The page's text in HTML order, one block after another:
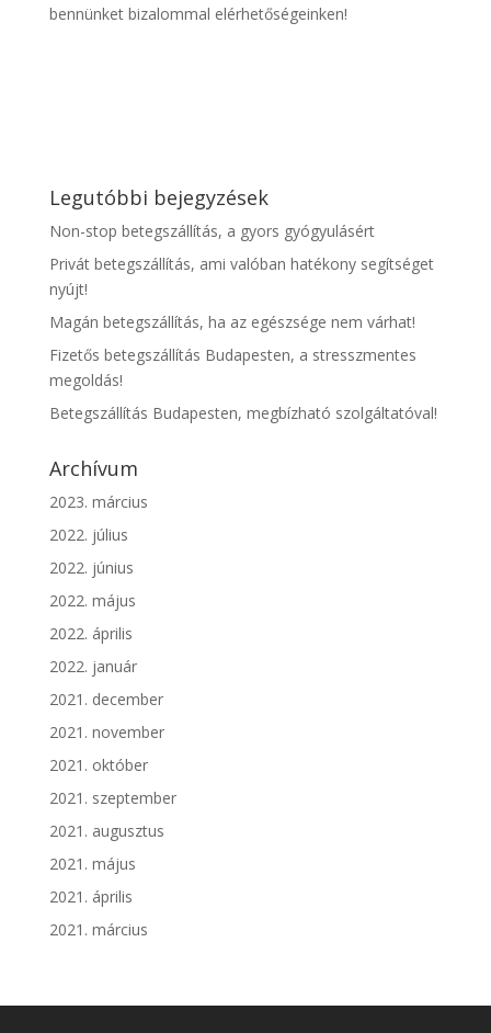
bennünket bizalommal elérhetőségeinken!
Legutóbbi bejegyzések
Non-stop betegszállítás, a gyors gyógyulásért
Privát betegszállítás, ami valóban hatékony segítséget
nyújt!
Magán betegszállítás, ha az egészsége nem várhat!
Fizetős betegszállítás Budapesten, a stresszmentes
megoldás!
Betegszállítás Budapesten, megbízható szolgáltatóval!
Archívum
2023. március
2022. július
2022. június
2022. május
2022. április
2022. január
2021. december
2021. november
2021. október
2021. szeptember
2021. augusztus
2021. május
2021. április
2021. március